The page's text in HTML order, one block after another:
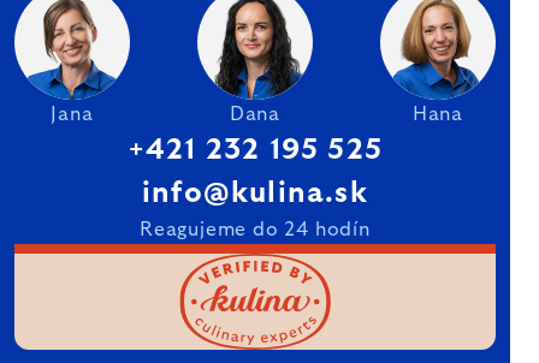
Jana Dana Hana
+421 232 195 525
info@kulina.sk
Reagujeme do 24 hodín